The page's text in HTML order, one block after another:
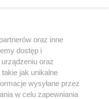
oraz inne
dostęp i
oraz
jak unikalne
wysyłane przez
w celu zapewniania